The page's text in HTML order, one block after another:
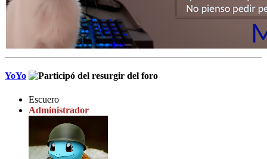
YoYo
Escuero
Administrador